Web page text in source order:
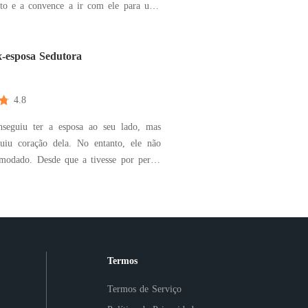
e a convence a ir com ele para uma
Sedutora
4.8
ter a esposa ao seu lado, mas
coração dela. No entanto, ele não
Desde que a tivesse por perto,
Termos
Termos de Serviço